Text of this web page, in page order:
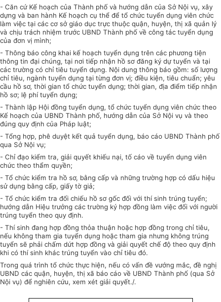
- Căn cứ Kế hoạch của Thành phố và hướng dẫn của Sở Nội vụ, xây
dựng và ban hành Kế hoạch cụ thể để tổ chức tuyển dụng viên chức
làm việc tại các cơ sở giáo dục trực thuộc quận, huyện, thị xã quản lý
và chịu trách nhiệm trước UBND Thành phố về công tác tuyển dụng
của đơn vị mình;
- Thông báo công khai kế hoạch tuyển dụng trên các phương tiện
thông tin đại chúng, tại nơi tiếp nhận hồ sơ đăng ký dự tuyển và tại
các trường có chỉ tiêu tuyển dụng. Nội dung thông báo gồm: số lượng
chỉ tiêu, ngành tuyển dụng tại từng đơn vị; điều kiện, tiêu chuẩn; yêu
cầu hồ sơ, thời gian tổ chức tuyển dụng; thời gian, địa điểm tiếp nhận
hồ sơ; lệ phí tuyển dụng;
- Thành lập Hội đồng tuyển dụng, tổ chức tuyển dụng viên chức theo
Kế hoạch của UBND Thành phố, hướng dẫn của Sở Nội vụ và theo
đúng quy định của Pháp luật;
- Tổng hợp, phê duyệt kết quả tuyển dụng, báo cáo UBND Thành phố
qua Sở Nội vụ;
- Chỉ đạo kiểm tra, giải quyết khiếu nại, tố cáo về tuyển dụng viên
chức theo thẩm quyền;
- Tổ chức kiểm tra hồ sơ, bằng cấp và những trường hợp có dấu hiệu
sử dụng bằng cấp, giấy tờ giả;
- Tổ chức kiểm tra đối chiếu hồ sơ gốc đối với thí sinh trúng tuyển;
hướng dẫn Hiệu trưởng các trường ký hợp đồng làm việc đối với người
trúng tuyển theo quy định.
- Thí sinh đang hợp đồng thỏa thuận hoặc hợp đồng trong chỉ tiêu,
nếu không tham gia tuyển dụng hoặc tham gia nhưng không trúng
tuyển sẽ phải chấm dứt hợp đồng và giải quyết chế độ theo quy định
khi có thí sinh khác trúng tuyển vào chỉ tiêu đó.
Trong quá trình tổ chức thực hiện, nếu có vấn đề vướng mắc, đề nghị
UBND các quận, huyện, thị xã báo cáo về UBND Thành phố (qua Sở
Nội vụ) để nghiên cứu, xem xét giải quyết./.